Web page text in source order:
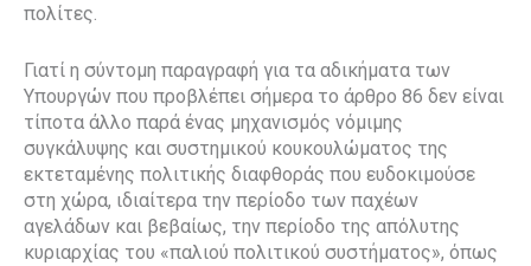
πολίτες.
Γιατί η σύντομη παραγραφή για τα αδικήματα των
Υπουργών που προβλέπει σήμερα το άρθρο 86 δεν είναι
τίποτα άλλο παρά ένας μηχανισμός νόμιμης
συγκάλυψης και συστημικού κουκουλώματος της
εκτεταμένης πολιτικής διαφθοράς που ευδοκιμούσε
στη χώρα, ιδιαίτερα την περίοδο των παχέων
αγελάδων και βεβαίως, την περίοδο της απόλυτης
κυριαρχίας του «παλιού πολιτικού συστήματος», όπως